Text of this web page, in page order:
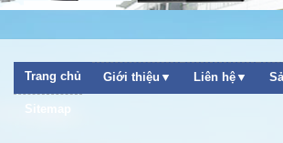
Trang chủ Giới thiệu▼ Liên hệ▼
Sitemap
++